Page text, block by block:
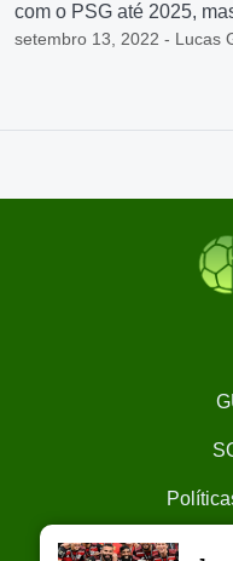
com o PSG até 2025,
setembro 13, 2022 - Lucas